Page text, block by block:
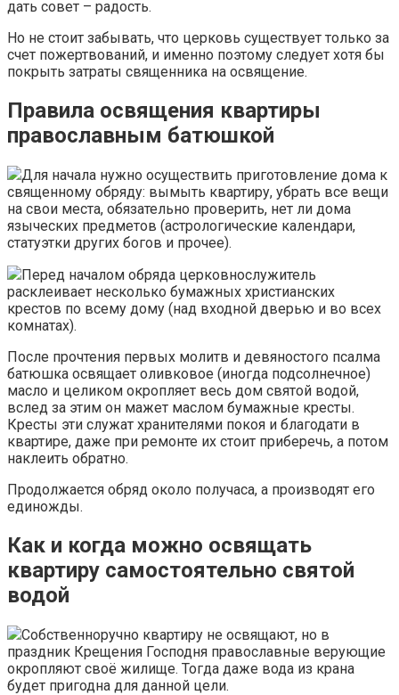
дать совет – радость.
Но не стоит забывать, что церковь существует только за
счет пожертвований, и именно поэтому следует хотя бы
покрыть затраты священника на освящение.
Правила освящения квартиры
православным батюшкой
Для начала нужно осуществить приготовление дома к
священному обряду: вымыть квартиру, убрать все вещи
на свои места, обязательно проверить, нет ли дома
языческих предметов (астрологические календари,
статуэтки других богов и прочее).
Перед началом обряда церковнослужитель
расклеивает несколько бумажных христианских
крестов по всему дому (над входной дверью и во всех
комнатах).
После прочтения первых молитв и девяностого псалма
батюшка освящает оливковое (иногда подсолнечное)
масло и целиком окропляет весь дом святой водой,
вслед за этим он мажет маслом бумажные кресты.
Кресты эти служат хранителями покоя и благодати в
квартире, даже при ремонте их стоит приберечь, а потом
наклеить обратно.
Продолжается обряд около получаса, а производят его
единожды.
Как и когда можно освящать
квартиру самостоятельно святой
водой
Собственноручно квартиру не освящают, но в
праздник Крещения Господня православные верующие
окропляют своё жилище. Тогда даже вода из крана
будет пригодна для данной цели.